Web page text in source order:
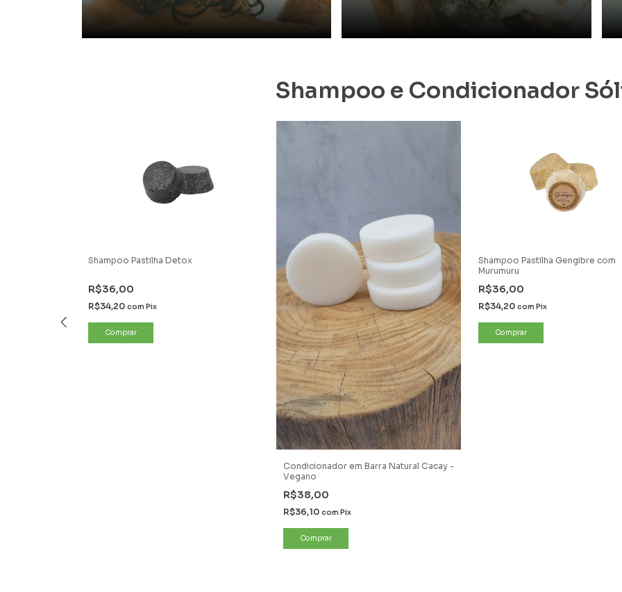
Shampoo e Condicionador
Shampoo Pastilha Detox
R$36,00
R$34,20 com Pix
Condicionador em Barra Natural Cacay -
Vegano
R$38,00
R$36,10 com Pix
Shampoo Pastilha Gengibre com
Murumuru
R$36,00
R$34,20 com Pix